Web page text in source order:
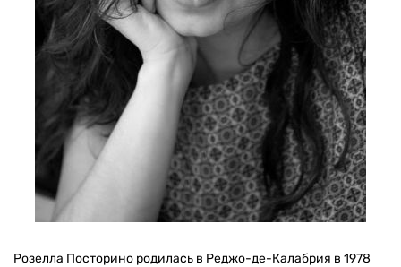
Розелла Посторино родилась в Реджо-де-Калабрия в 1978